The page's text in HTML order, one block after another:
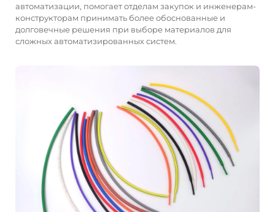
автоматизации, помогает отделам закупок и инженерам-
конструкторам принимать более обоснованные и
долговечные решения при выборе материалов для
сложных автоматизированных систем.